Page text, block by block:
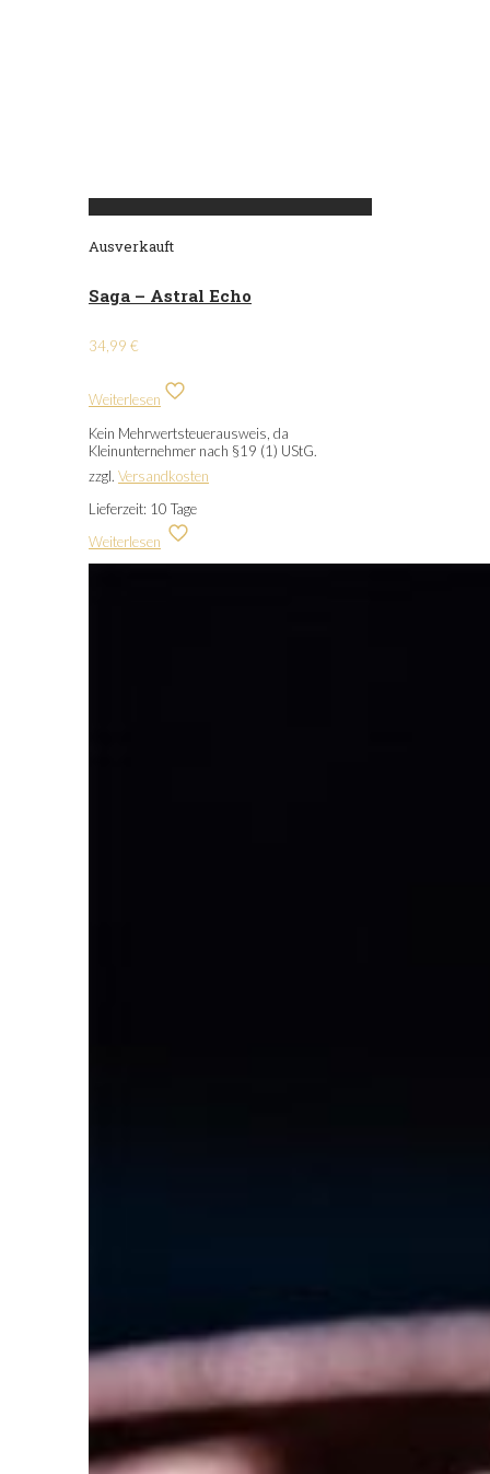
Ausverkauft
Saga – Astral Echo
34,99 €
Weiterlesen
Kein Mehrwertsteuerausweis, da
Kleinunternehmer nach §19 (1) UStG.
zzgl. Versandkosten
Lieferzeit: 10 Tage
Weiterlesen